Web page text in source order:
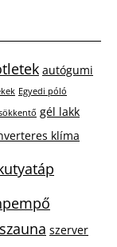
autógumi
Egyedi póló
gél lakk
klíma
szauna szerver